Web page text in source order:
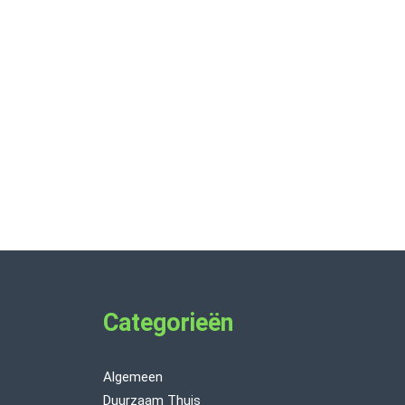
Categorieën
Algemeen
Duurzaam Thuis